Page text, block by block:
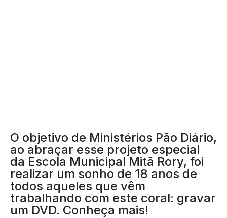
O objetivo de Ministérios Pão Diário,
ao abraçar esse projeto especial
da Escola Municipal Mitã Rory, foi
realizar um sonho de 18 anos de
todos aqueles que vêm
trabalhando com este coral: gravar
um DVD. Conheça mais!